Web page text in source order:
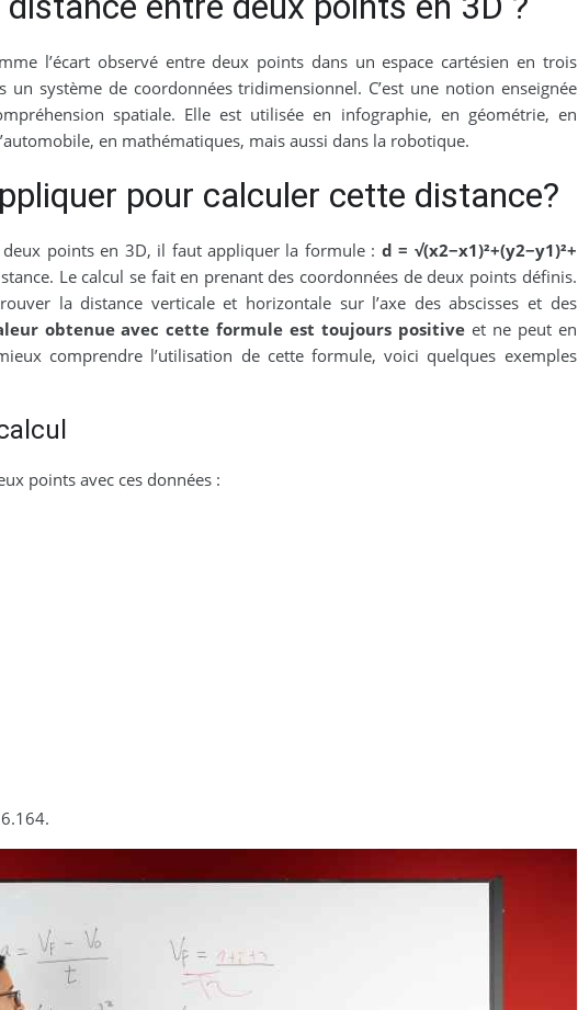
l’écart observé entre deux points dans un espace cartésien en trois
un système de coordonnées tridimensionnel. C’est une notion enseignée
spatiale. Elle est utilisée en infographie, en géométrie, en
en mathématiques, mais aussi dans la robotique.
pour calculer cette distance?
points en 3D, il faut appliquer la formule : d = √(x2−x1)²+(y2−y1)²+
Le calcul se fait en prenant des coordonnées de deux points définis.
la distance verticale et horizontale sur l’axe des abscisses et des
obtenue avec cette formule est toujours positive et ne peut en
comprendre l’utilisation de cette formule, voici quelques exemples
points avec ces données :